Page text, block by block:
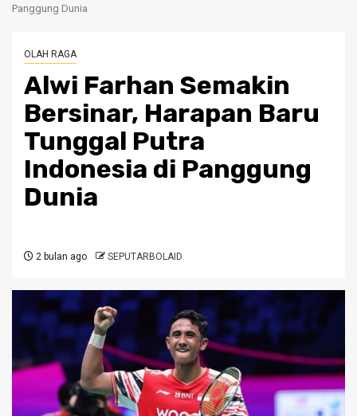
Panggung Dunia
OLAH RAGA
Alwi Farhan Semakin
Bersinar, Harapan Baru
Tunggal Putra
Indonesia di Panggung
Dunia
2 bulan ago SEPUTARBOLAID